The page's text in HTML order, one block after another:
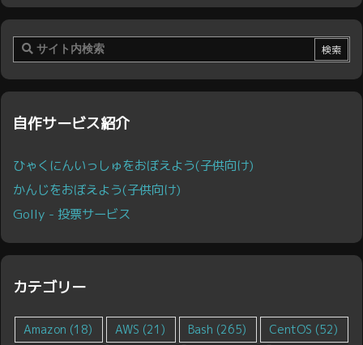
自作サービス紹介
ひゃくにんいっしゅをおぼえよう(子供向け)
かんじをおぼえよう(子供向け)
Golly - 投票サービス
カテゴリー
Amazon (18) AWS (21) Bash (265) CentOS (52)